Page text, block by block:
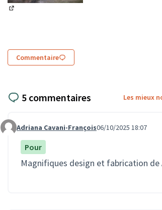
Commentaire
5 commentaires Les mieux
Commentaire 3767
Adriana Cavani-François06/10/2025 18:07
Pour
Magnifiques design et fabrication de